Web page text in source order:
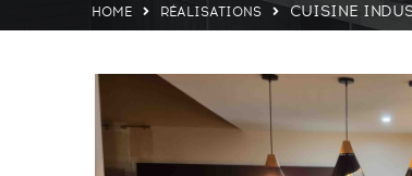
HOME RÉALISATIONS CUISINE